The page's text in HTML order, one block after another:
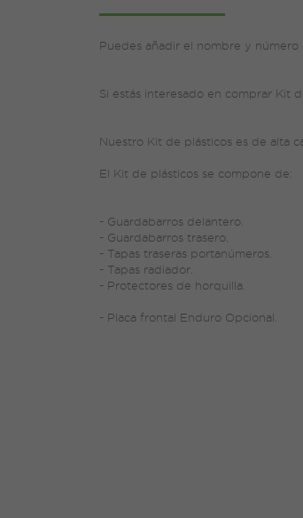
Puedes añadir el nombre y
Si estás interesado en comprar Kit
Nuestro Kit de plásticos es de alta
El Kit de plásticos se compone de:
- Guardabarros delantero.
- Guardabarros trasero.
- Tapas traseras portanúmeros.
- Tapas radiador.
- Protectores de horquilla.
- Placa frontal Enduro Opcional.